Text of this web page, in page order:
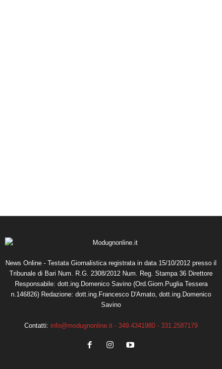
News Online - Testata Giornalistica registrata in data 15/10/2012 presso il
Tribunale di Bari Num. R.G. 2308/2012 Num. Reg. Stampa 36 Direttore
Responsabile: dott.ing.Domenico Savino (Ord.Giorn.Puglia Tessera
n.146826) Redazione: dott.ing.Francesco D'Amato, dott.ing.Domenico
Savino
Contatti: info@modugnonline.it - 349.4341980 - 331.2587179